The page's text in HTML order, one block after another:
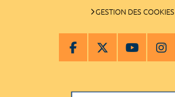
GESTION DES COOKIES